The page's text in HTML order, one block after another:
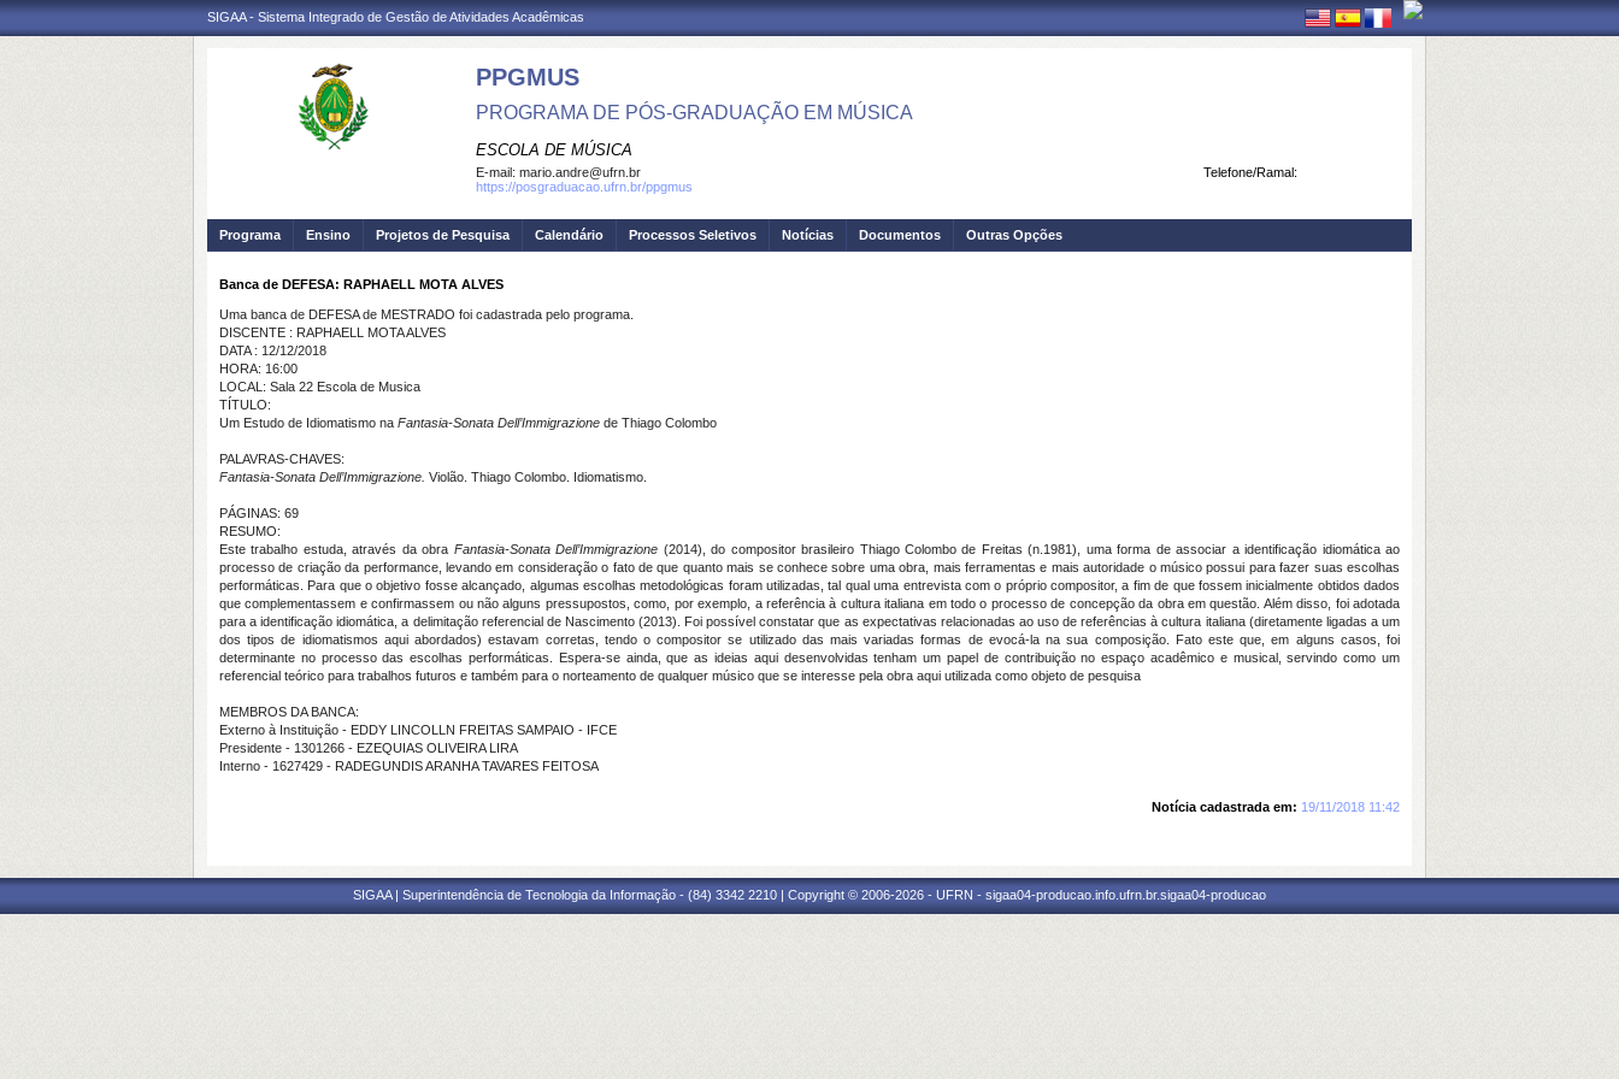
SIGAA - Sistema Integrado de Gestão de Atividades Acadêmicas
PPGMUS
PROGRAMA DE PÓS-GRADUAÇÃO EM MÚSICA
ESCOLA DE MÚSICA
Telefone/Ramal:
E-mail: mario.andre@ufrn.br
https://posgraduacao.ufrn.br/ppgmus
Programa Ensino Projetos de Pesquisa Calendário Processos Seletivos Notícias Documentos Outras Opções
Banca de DEFESA: RAPHAELL MOTA ALVES
Uma banca de DEFESA de MESTRADO foi cadastrada pelo programa.
DISCENTE : RAPHAELL MOTA ALVES
DATA : 12/12/2018
HORA: 16:00
LOCAL: Sala 22 Escola de Musica
TÍTULO:
Um Estudo de Idiomatismo na Fantasia-Sonata Dell’Immigrazione de Thiago Colombo
PALAVRAS-CHAVES:
Fantasia-Sonata Dell’Immigrazione. Violão. Thiago Colombo. Idiomatismo.
PÁGINAS: 69
RESUMO:
Este trabalho estuda, através da obra Fantasia-Sonata Dell’Immigrazione (2014), do compositor brasileiro Thiago Colombo de Freitas (n.1981), uma forma de associar a identificação idiomática ao
processo de criação da performance, levando em consideração o fato de que quanto mais se conhece sobre uma obra, mais ferramentas e mais autoridade o músico possui para fazer suas escolhas
performáticas. Para que o objetivo fosse alcançado, algumas escolhas metodológicas foram utilizadas, tal qual uma entrevista com o próprio compositor, a fim de que fossem inicialmente obtidos dados
que complementassem e confirmassem ou não alguns pressupostos, como, por exemplo, a referência à cultura italiana em todo o processo de concepção da obra em questão. Além disso, foi adotada
para a identificação idiomática, a delimitação referencial de Nascimento (2013). Foi possível constatar que as expectativas relacionadas ao uso de referências à cultura italiana (diretamente ligadas a um
dos tipos de idiomatismos aqui abordados) estavam corretas, tendo o compositor se utilizado das mais variadas formas de evocá-la na sua composição. Fato este que, em alguns casos, foi
determinante no processo das escolhas performáticas. Espera-se ainda, que as ideias aqui desenvolvidas tenham um papel de contribuição no espaço acadêmico e musical, servindo como um
referencial teórico para trabalhos futuros e também para o norteamento de qualquer músico que se interesse pela obra aqui utilizada como objeto de pesquisa
MEMBROS DA BANCA:
Externo à Instituição - EDDY LINCOLLN FREITAS SAMPAIO - IFCE
Presidente - 1301266 - EZEQUIAS OLIVEIRA LIRA
Interno - 1627429 - RADEGUNDIS ARANHA TAVARES FEITOSA
Notícia cadastrada em: 19/11/2018 11:42
SIGAA | Superintendência de Tecnologia da Informação - (84) 3342 2210 | Copyright © 2006-2026 - UFRN - sigaa04-producao.info.ufrn.br.sigaa04-producao